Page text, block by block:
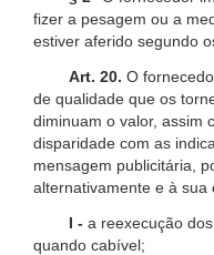
fizer a pesagem ou a
estiver aferido segundo
Art. 20. O
de qualidade que os
diminuam o valor, assim
disparidade com as
mensagem publicitária,
alternativamente e à sua
I - a reexecução
quando cabível;